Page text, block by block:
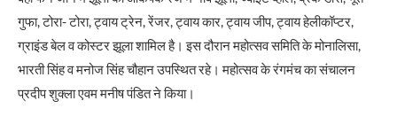
गुफा, टोरा- टोरा, ट्वाय ट्रेन, रेंजर, ट्वाय कार, ट्वाय जीप, ट्वाय हेलीकॉप्टर,
ग्राइंड बेल व कोस्टर झूला शामिल है। इस दौरान महोत्सव समिति के मोनालिसा,
भारती सिंह व मनोज सिंह चौहान उपस्थित रहे। महोत्सव के रंगमंच का संचालन
प्रदीप शुक्ला एवम मनीष पंडित ने किया।